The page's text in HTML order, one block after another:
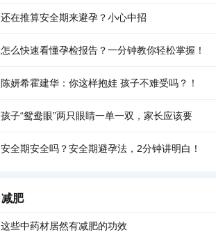
还在推算安全期来避孕？小心中招
怎么快速看懂孕检报告？一分钟教你轻松掌握！
陈妍希霍建华：你这样抱娃 孩子不难受吗？！
孩子“鸳鸯眼”两只眼睛一单一双，家长应该要
安全期安全吗？安全期避孕法，2分钟讲明白！
减肥
这些中药材居然有减肥的功效